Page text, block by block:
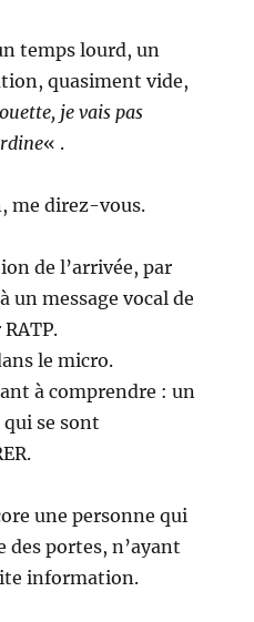
temps lourd, un
quasiment vide,
je vais pas
« .
me direz-vous.
de l’arrivée, par
un message vocal de
le micro.
à comprendre : un
se sont
une personne qui
des portes, n’ayant
information.